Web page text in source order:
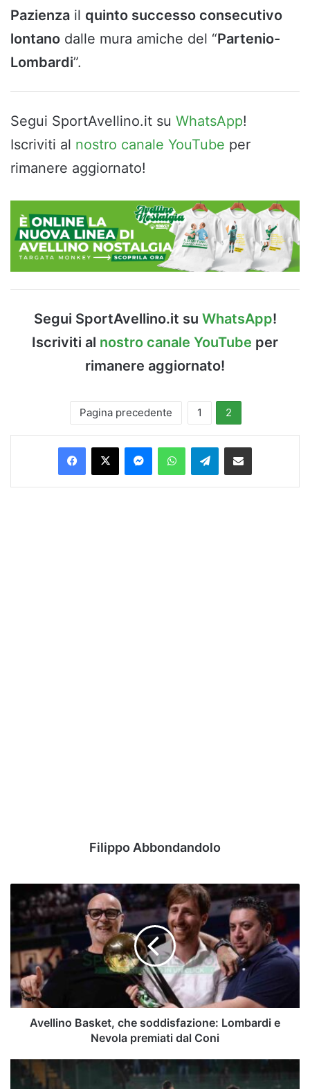
Pazienza il quinto successo consecutivo
lontano dalle mura amiche del “Partenio-
Lombardi”.
Segui SportAvellino.it su WhatsApp!
Iscriviti al nostro canale YouTube per
rimanere aggiornato!
Segui SportAvellino.it su WhatsApp!
Iscriviti al nostro canale YouTube per
rimanere aggiornato!
Pagina precedente 1 2
Facebook
X MessengerWhatsAppTelegramCondividi via Email
Filippo Abbondandolo
Basket,
che
soddisfazione:
Lombardi
e
Nevola
premiati
dal
Avellino Basket, che soddisfazione: Lombardi e
Nevola premiati dal Coni
Serie